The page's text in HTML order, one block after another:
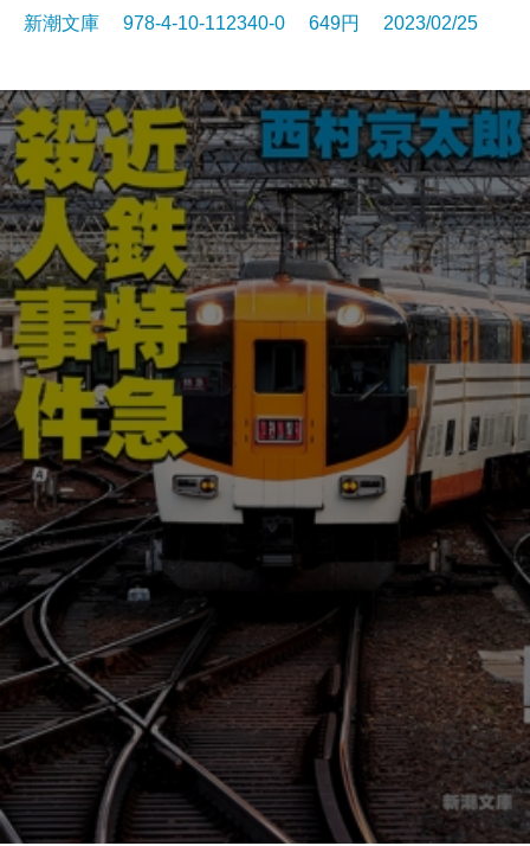
新潮文庫 978-4-10-112340-0 649円 2023/02/25